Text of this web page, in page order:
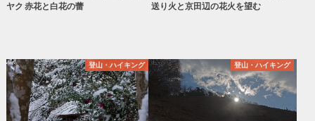
ヤク 赤花と白花の蕾
送り火と京田辺の花火を望む
登山・ハイキング 登山・ハイキング